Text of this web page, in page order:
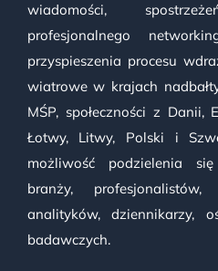
wiadomości,
profesjonalnego
przyspieszenia procesu
wiatrowe w krajach
MŚP, społeczności z Danii,
Łotwy, Litwy, Polski i
możliwość podzielenia
branży, profesjonalistów,
analityków, dziennikarzy,
badawczych.